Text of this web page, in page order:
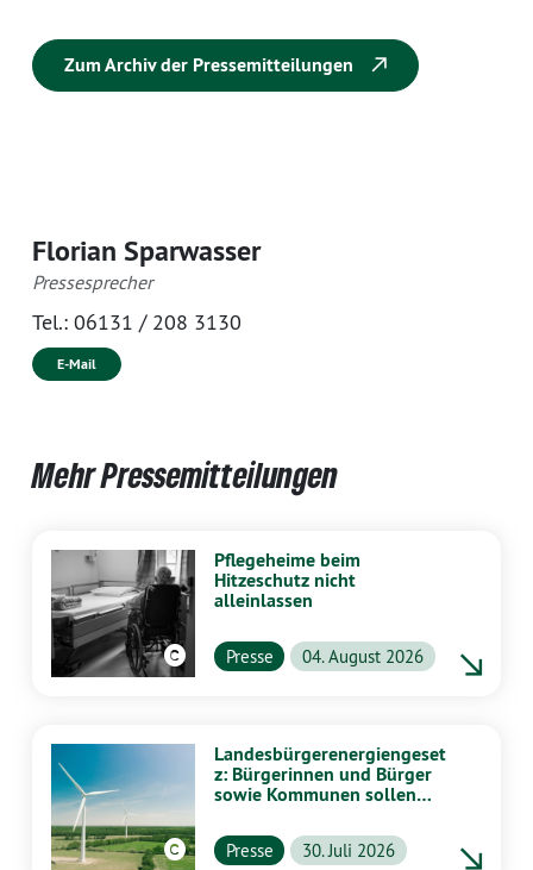
Zum Archiv der Pressemitteilungen
Florian Sparwasser
Pressesprecher
Tel.: 06131 / 208 3130
E-Mail
Mehr Pressemitteilungen
Pflegeheime beim
Hitzeschutz nicht
alleinlassen
Presse 04. August 2026
Landesbürgerenergiengeset
z: Bürgerinnen und Bürger
sowie Kommunen sollen
profitieren
Presse 30. Juli 2026